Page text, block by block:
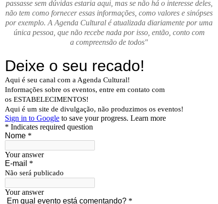
passasse sem dúvidas estaria aqui, mas se não há o interesse deles,
não tem como fornecer essas informações, como valores e sinópses
por exemplo. A Agenda Cultural é atualizada diariamente por uma
única pessoa, que não recebe nada por isso, então, conto com
a compreensão de todos"